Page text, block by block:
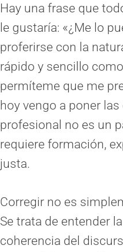
Hay una frase que
le gustaría: «¿Me lo
proferirse con la
rápido y sencillo
permíteme que me
hoy vengo a poner
profesional no es un
requiere formación,
justa.
Corregir no es
Se trata de entender
coherencia del